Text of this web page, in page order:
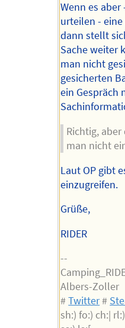
Wenn es
urteilen -
dann stellt
Sache weiter
man nicht
gesicherten
ein Gespräch
Richtig,
man nicht
Laut OP gibt
einzugreifen.
Grüße,
RIDER
--
Albers-Zoller
#Twitter#
sh:) fo:) ch:|